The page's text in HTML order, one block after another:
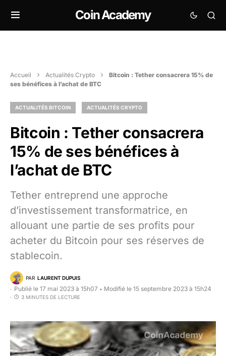
Coin Academy
Accueil Actualités Crypto
Bitcoin : Tether consacrera 15% de
ses bénéfices à l’achat de BTC
ACTUALITÉS BITCOIN ACTUALITÉS CRYPTO
Bitcoin : Tether consacrera
15% de ses bénéfices à
l’achat de BTC
Tether entreprend une approche
d’investissement transformatrice, en
allouant une partie de ses profits pour
acheter du Bitcoin pour ses réserves de
stablecoin.
PAR LAURENT DUPUIS
Publié le 17 mai 2023 à 15h07 • Modifié le 15 septembre 2023 à 15h24
3 MINUTES DE LECTURE